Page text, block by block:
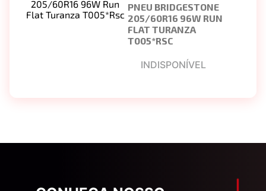
PNEU BRIDGESTONE
205/60R16 96W RUN
FLAT TURANZA
T005*RSC
INDISPONÍVEL